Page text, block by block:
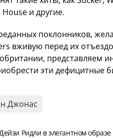
и другие.
поклонников,
вживую перед их
представляем
эти дефицитные
Джонас
Ридли в элегантном образе